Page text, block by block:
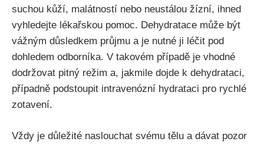
suchou kůží, malátností nebo neustálou žízní, ihned
vyhledejte lékařskou pomoc.‍ Dehydratace může být
vážným důsledkem​ průjmu a je nutné​ ji léčit pod
dohledem odborníka. V takovém případě je vhodné
dodržovat pitný režim a, jakmile dojde k dehydrataci,
případně ‌podstoupit intravenózní‍ hydrataci pro rychlé
zotavení.
Vždy je důležité naslouchat svému ​tělu a dávat pozor